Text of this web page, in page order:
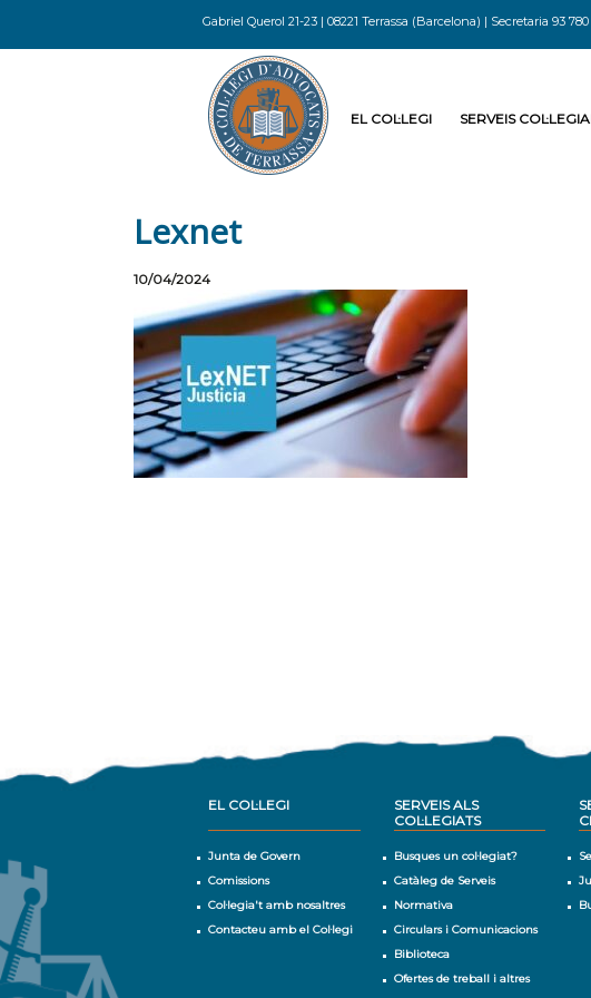
Gabriel Querol 21-23 | 08221 Terrassa (Barcelona) | Secretaria 93
EL COL·LEGI SERVEIS
Lexnet
10/04/2024
EL COL·LEGI
Junta de Govern
Comissions
Col·legia't amb nosaltres
Contacteu amb el Col·legi
SERVEIS ALS
COL·LEGIATS
Busques un col·legiat?
Catàleg de Serveis
Normativa
Circulars i Comunicacions
Biblioteca
Ofertes de treball i altres